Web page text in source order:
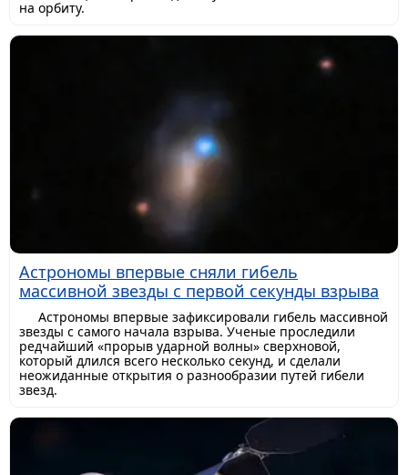
на орбиту.
Астрономы впервые сняли гибель
массивной звезды с первой секунды взрыва
Астрономы впервые зафиксировали гибель массивной
звезды с самого начала взрыва. Ученые проследили
редчайший «прорыв ударной волны» сверхновой,
который длился всего несколько секунд, и сделали
неожиданные открытия о разнообразии путей гибели
звезд.